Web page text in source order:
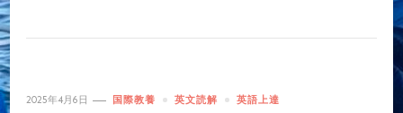
2025年4月6日 国際教養 英文読解 英語上達